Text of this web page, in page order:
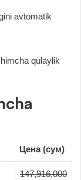
avtomatik
qulaylik
Цена (сум)
147,916,000